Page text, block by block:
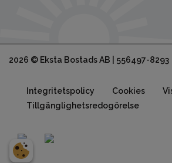
2026 © Eksta Bostads AB | 556497-8293
Integritetspolicy Cookies
Tillgänglighetsredogörelse